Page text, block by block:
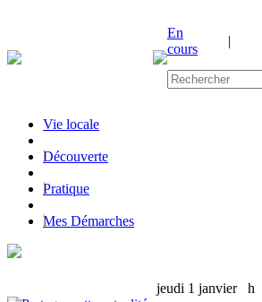
En
cours
|
Vie locale
|Découverte
|Pratique
|Mes Démarches
jeudi 1 janvierh